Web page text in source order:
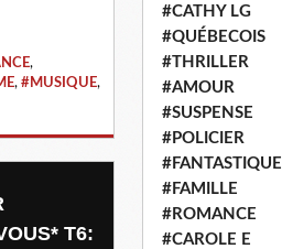
,
, #MUSIQUE,
T6:
#CATHY LG
#QUÉBECOIS
#THRILLER
#AMOUR
#SUSPENSE
#POLICIER
#FANTASTIQUE
#FAMILLE
#ROMANCE
#CAROLE E